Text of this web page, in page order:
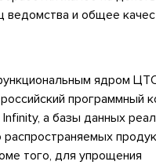
ведомства и общее
ядром
программный
а базы данных
того, для упрощения